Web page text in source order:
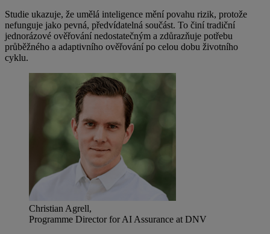
Studie ukazuje, že umělá inteligence mění povahu rizik, protože
nefunguje jako pevná, předvídatelná součást. To činí tradiční
jednorázové ověřování nedostatečným a zdůrazňuje potřebu
průběžného a adaptivního ověřování po celou dobu životního
cyklu.
Christian Agrell,
Programme Director for AI Assurance at DNV